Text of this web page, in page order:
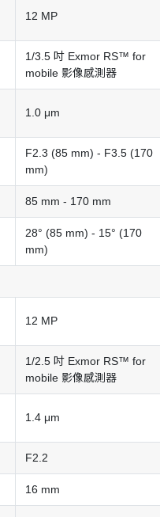
12 MP
1/3.5 吋 Exmor RS™ for
mobile 影像感測器
1.0 μm
F2.3 (85 mm) - F3.5 (170
mm)
85 mm - 170 mm
28° (85 mm) - 15° (170
mm)
12 MP
1/2.5 吋 Exmor RS™ for
mobile 影像感測器
1.4 μm
F2.2
16 mm